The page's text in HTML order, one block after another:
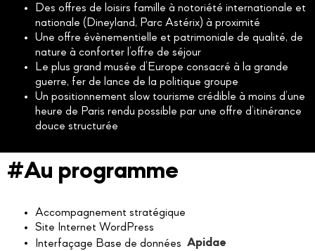
Des offres de loisirs famille à notoriété internationale et
nationale (Dineyland, Parc Astérix) à proximité
Une offre évènementielle et patrimoniale de qualité, de
nature à conforter l’offre de séjour
Le plus grand musée d’Europe consacré à la grande
guerre, fer de lance de la politique groupe
Un positionnement slow tourisme crédible à moins d’une
heure de Paris rendu possible par une offre d’itinérance
douce structurée
#Au programme
Accompagnement stratégique
Site Internet WordPress
Interfaçage Base de données Apidae